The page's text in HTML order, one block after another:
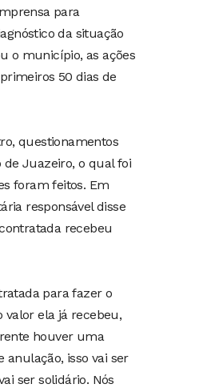
para
da situação
o município, as ações
50 dias de
questionamentos
de Juazeiro, o qual foi
foram feitos. Em
responsável disse
recebeu
para fazer o
valor ela já recebeu,
houver uma
anulação, isso vai ser
ser solidário. Nós